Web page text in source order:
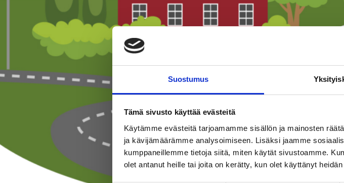
Suostumus
Tämä sivusto käyttää evästeitä
Käytämme evästeitä tarjoamamme sisällön ja mainosten
ja kävijämäärämme analysoimiseen. Lisäksi jaamme
kumppaneillemme tietoja siitä, miten käytät sivustoamme.
olet antanut heille tai joita on kerätty, kun olet käyttänyt heidän